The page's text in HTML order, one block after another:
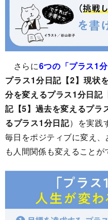
さらに6つの「プラス1分
プラス1分日記【2】現状
分を変えるプラス1分日記
記【5】過去を変えるプラ
るプラス1分日記）を実践
毎日をポジティブに変え
も人間関係も変えることが